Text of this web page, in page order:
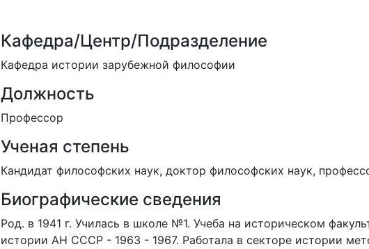
Кафедра/Центр/Подразделение
Кафедра истории зарубежной философии
Должность
Профессор
Ученая степень
Кандидат философских наук, доктор философских наук,
Биографические сведения
Род. в 1941 г. Училась в школе №1. Учеба на историческом
истории АН СССР - 1963 - 1967. Работала в секторе истории